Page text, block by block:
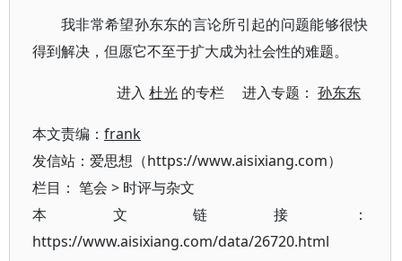
我非常希望孙东东的言论所引起的问题能够很快
得到解决，但愿它不至于扩大成为社会性的难题。
进入杜光 的专栏 进入专题：孙东东
本文责编： frank
发信站：爱思想（https://www.aisixiang.com）
栏目： 笔会 > 时评与杂文
本文链接：
https://www.aisixiang.com/data/26720.html